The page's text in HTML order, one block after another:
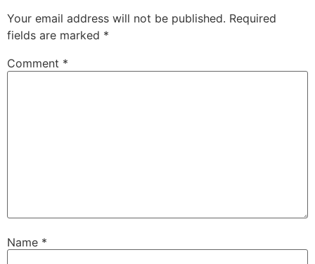
Your email address will not be published. Required
fields are marked *
Comment *
Name *